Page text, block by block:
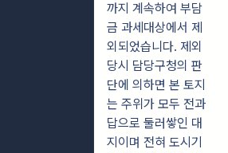
까지 계속하여 부담
금 과세대상에서 제
외되었습니다. 제외
당시 담당구청의 판
단에 의하면 본 토지
는 주위가 모두 전과
답으로 둘러쌓인 대
지이며 전혀 도시기